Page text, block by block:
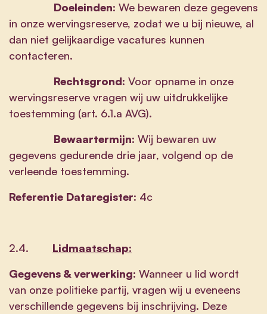
Doeleinden: We bewaren deze gegevens
in onze wervingsreserve, zodat we u bij nieuwe, al
dan niet gelijkaardige vacatures kunnen
contacteren.
Rechtsgrond: Voor opname in onze
wervingsreserve vragen wij uw uitdrukkelijke
toestemming (art. 6.1.a AVG).
Bewaartermijn: Wij bewaren uw
gegevens gedurende drie jaar, volgend op de
verleende toestemming.
Referentie Dataregister: 4c
2.4. Lidmaatschap:
Gegevens & verwerking: Wanneer u lid wordt
van onze politieke partij, vragen wij u eveneens
verschillende gegevens bij inschrijving. Deze